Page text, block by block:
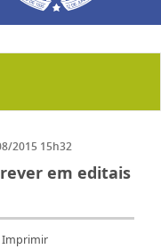
2015 15h32
em editais
Imprimir